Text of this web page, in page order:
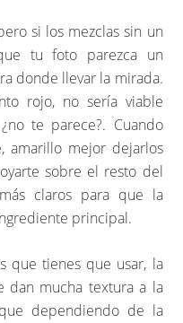
si los mezclas sin un
tu foto parezca un
donde llevar la mirada.
rojo, no sería viable
te parece?. Cuando
amarillo mejor dejarlos
sobre el resto del
claros para que la
principal.
que tienes que usar, la
dan mucha textura a la
dependiendo de la